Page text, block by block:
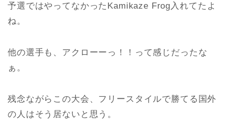
予選ではやってなかったKamikaze Frog入れてたよ
ね。
他の選手も、アクローーっ！！って感じだったな
ぁ。
残念ながらこの大会、フリースタイルで勝てる国外
の人はそう居ないと思う。